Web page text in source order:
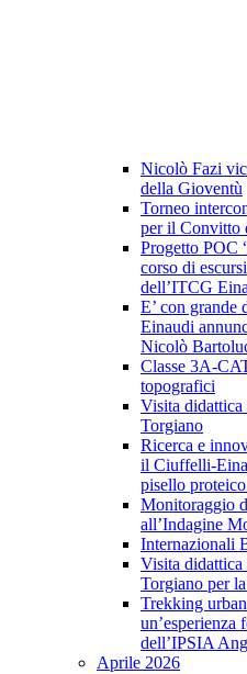
Nicolò Fazi
della Gioventù
Torneo
per il Convitto
Progetto POC
corso di
dell’ITCG
E’ con
Einaudi
Nicolò
Classe 3A-
topografici
Visita
Torgiano
Ricerca e
il Ciuffelli-
pisello
Monitoraggio
all’Indagine
Internazionali
Visita
Torgiano per
Trekking
un’esperienza
dell’IPSIA
Aprile 2026